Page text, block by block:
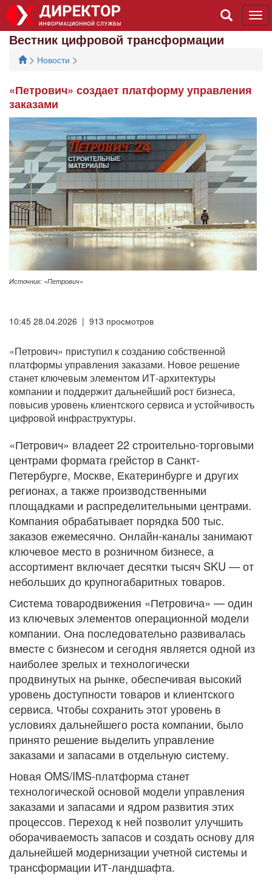
Вестник цифровой трансформации
> Новости >
«Петрович» создает платформу управления
заказами
Источник: «Петрович»
10:45 28.04.2026 | 913 просмотров
«Петрович» приступил к созданию собственной
платформы управления заказами. Новое решение
станет ключевым элементом ИТ-архитектуры
компании и поддержит дальнейший рост бизнеса,
повысив уровень клиентского сервиса и устойчивость
цифровой инфраструктуры.
«Петрович» владеет 22 строительно-торговыми
центрами формата грейстор в Санкт-
Петербурге, Москве, Екатеринбурге и других
регионах, а также производственными
площадками и распределительными центрами.
Компания обрабатывает порядка 500 тыс.
заказов ежемесячно. Онлайн-каналы занимают
ключевое место в розничном бизнесе, а
ассортимент включает десятки тысяч SKU — от
небольших до крупногабаритных товаров.
Система товародвижения «Петровича» — один
из ключевых элементов операционной модели
компании. Она последовательно развивалась
вместе с бизнесом и сегодня является одной из
наиболее зрелых и технологически
продвинутых на рынке, обеспечивая высокий
уровень доступности товаров и клиентского
сервиса. Чтобы сохранить этот уровень в
условиях дальнейшего роста компании, было
принято решение выделить управление
заказами и запасами в отдельную систему.
Новая OMS/IMS-платформа станет
технологической основой модели управления
заказами и запасами и ядром развития этих
процессов. Переход к ней позволит улучшить
оборачиваемость запасов и создать основу для
дальнейшей модернизации учетной системы и
трансформации ИТ-ландшафта.